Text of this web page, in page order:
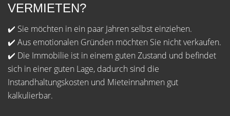
VERMIETEN?
✔️ Sie möchten in ein paar Jahren selbst einziehen.
✔️ Aus emotionalen Gründen möchten Sie nicht verkaufen.
✔️ Die Immobilie ist in einem guten Zustand und befindet
sich in einer guten Lage, dadurch sind die
Instandhaltungskosten und Mieteinnahmen gut
kalkulierbar.